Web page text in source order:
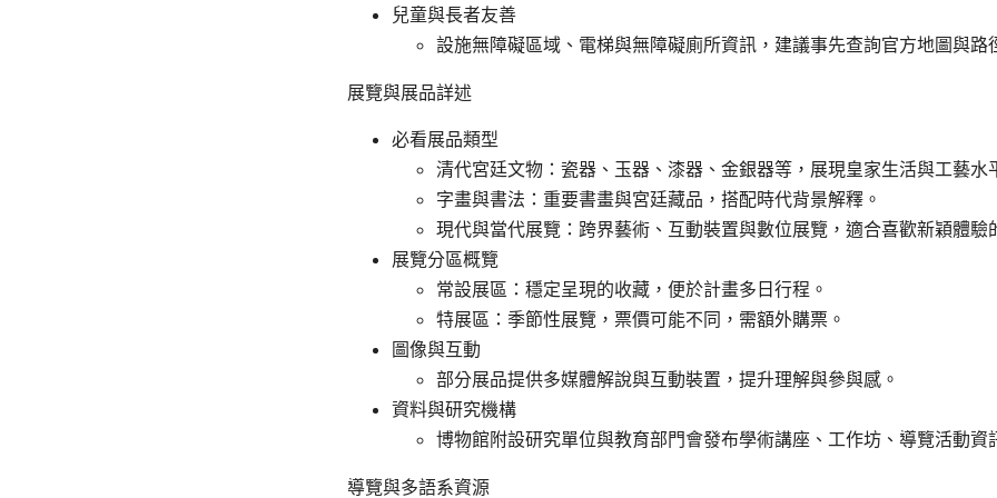
兒童與長者友善
設施無障礙區域、電梯與無障礙廁所資訊，建議事先查詢官方地圖與路
展覽與展品詳述
必看展品類型
清代宮廷文物：瓷器、玉器、漆器、金銀器等，展現皇家生活與工藝水
字畫與書法：重要書畫與宮廷藏品，搭配時代背景解釋。
現代與當代展覽：跨界藝術、互動裝置與數位展覽，適合喜歡新穎體驗
展覽分區概覽
常設展區：穩定呈現的收藏，便於計畫多日行程。
特展區：季節性展覽，票價可能不同，需額外購票。
圖像與互動
部分展品提供多媒體解說與互動裝置，提升理解與參與感。
資料與研究機構
博物館附設研究單位與教育部門會發布學術講座、工作坊、導覽活動資
導覽與多語系資源